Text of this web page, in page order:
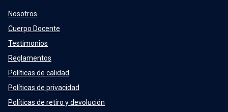
Nosotros
Cuerpo Docente
Testimonios
Reglamentos
Políticas de calidad
Políticas de privacidad
Políticas de retiro y devolución